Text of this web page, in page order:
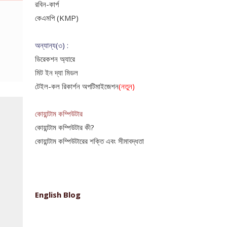
রবিন-কার্প
কেএমপি (KMP)
অন্যান্য(৩) :
ডিরেকশন অ্যারে
মিট ইন দ্যা মিডল
টেইল-কল রিকার্শন অপটিমাইজেশন(নতুন)
কোয়ান্টাম কম্পিউটার
কোয়ান্টাম কম্পিউটার কী?
কোয়ান্টাম কম্পিউটারের শক্তি এবং সীমাবদ্ধতা
English Blog